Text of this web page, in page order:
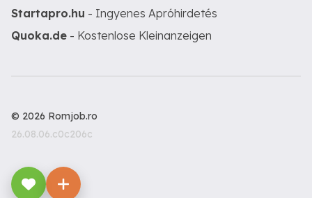
Startapro.hu - Ingyenes Apróhirdetés
Quoka.de - Kostenlose Kleinanzeigen
© 2026 Romjob.ro
26.08.06.c0c206c